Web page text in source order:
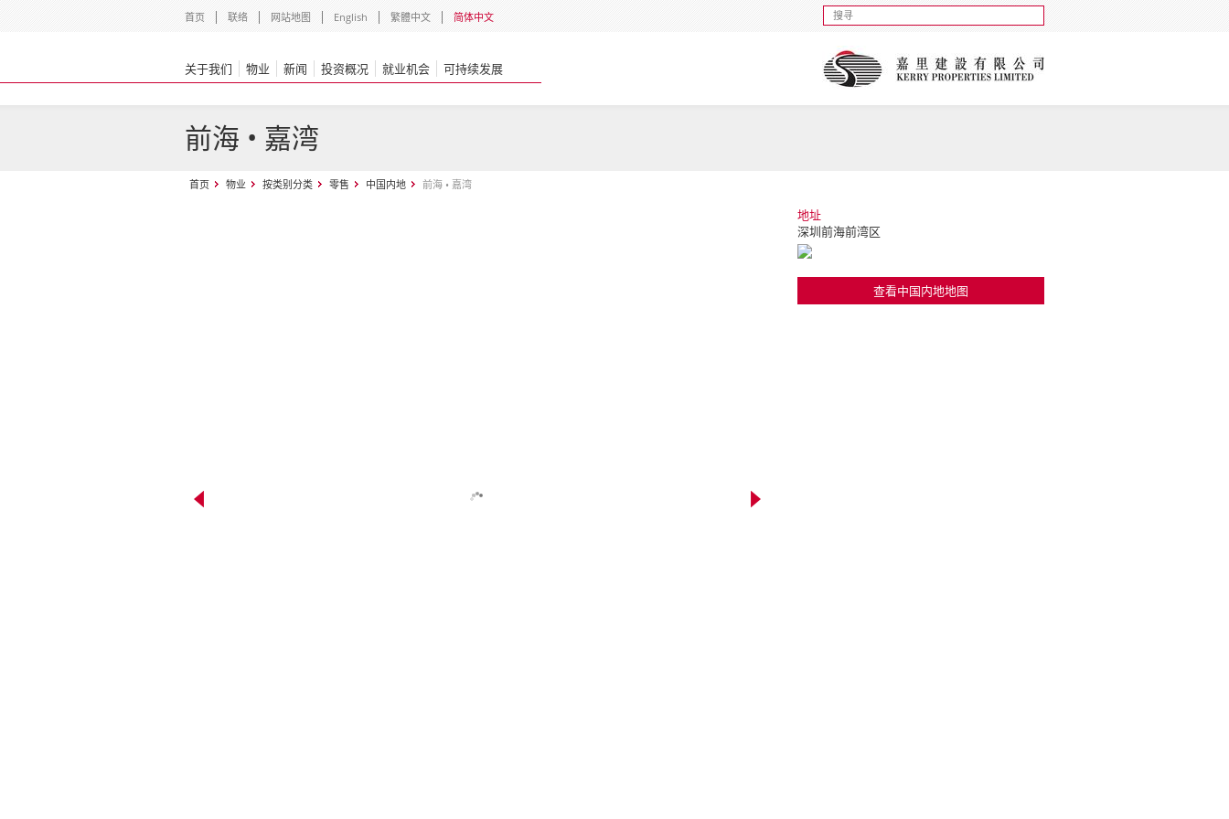
首页 联络 网站地图 English 繁體中文 简体中文
关于我们 物业 新闻 投资概况 就业机会 可持续发展
前海 • 嘉湾
首页 物业 按类别分类 零售 中国内地 前海 • 嘉湾
地址
深圳前海前湾区
查看中国内地地图